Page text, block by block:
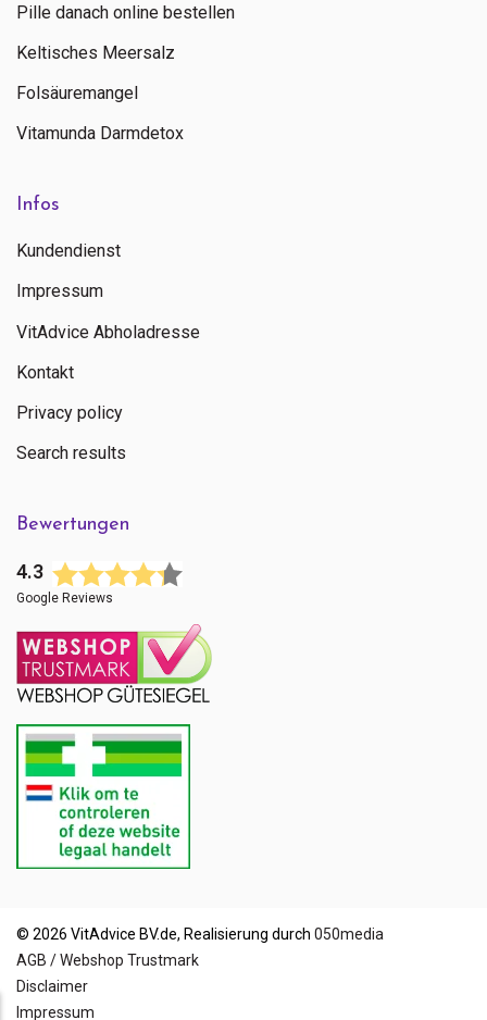
Pille danach online bestellen
Keltisches Meersalz
Folsäuremangel
Vitamunda Darmdetox
Infos
Kundendienst
Impressum
VitAdvice Abholadresse
Kontakt
Privacy policy
Search results
Bewertungen
4.3
Google Reviews
© 2026 VitAdvice BV.de, Realisierung durch 050media
AGB / Webshop Trustmark
Disclaimer
Impressum